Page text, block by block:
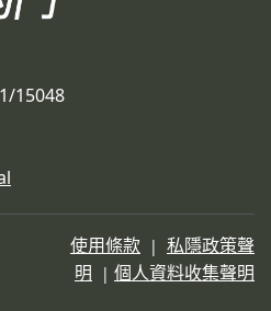
15048
使用條款 | 私隱政策聲
明 | 個人資料收集聲明